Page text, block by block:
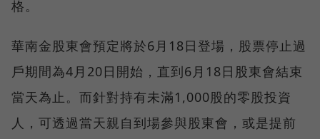
格。
華南金股東會預定將於6月18日登場，股票停止過
戶期間為4月20日開始，直到6月18日股東會結束
當天為止。而針對持有未滿1,000股的零股投資
人，可透過當天親自到場參與股東會，或是提前